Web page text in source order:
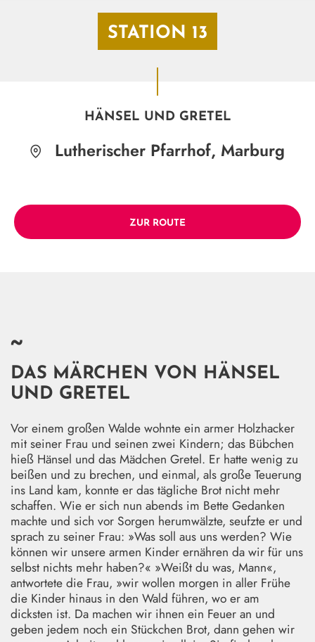
STATION 13
HÄNSEL UND GRETEL
Lutherischer Pfarrhof, Marburg
ZUR ROUTE
~
DAS MÄRCHEN VON HÄNSEL
UND GRETEL
Vor einem großen Walde wohnte ein armer Holzhacker
mit seiner Frau und seinen zwei Kindern; das Bübchen
hieß Hänsel und das Mädchen Gretel. Er hatte wenig zu
beißen und zu brechen, und einmal, als große Teuerung
ins Land kam, konnte er das tägliche Brot nicht mehr
schaffen. Wie er sich nun abends im Bette Gedanken
machte und sich vor Sorgen herumwälzte, seufzte er und
sprach zu seiner Frau: »Was soll aus uns werden? Wie
können wir unsere armen Kinder ernähren da wir für uns
selbst nichts mehr haben?« »Weißt du was, Mann«,
antwortete die Frau, »wir wollen morgen in aller Frühe
die Kinder hinaus in den Wald führen, wo er am
dicksten ist. Da machen wir ihnen ein Feuer an und
geben jedem noch ein Stückchen Brot, dann gehen wir